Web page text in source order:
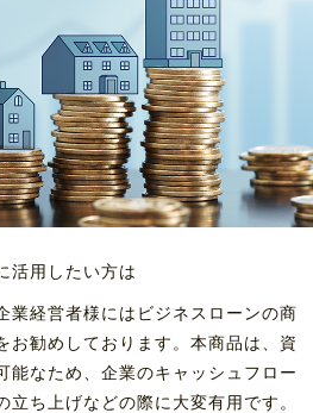
活用したい方は
業経営者様にはビジネスローンの商
お勧めしております。本商品は、資
能なため、企業のキャッシュフロー
ち上げなどの際に大変有用です。